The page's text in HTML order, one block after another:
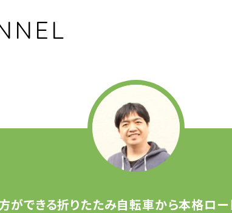
ができる折りたたみ自転車から本格ロー